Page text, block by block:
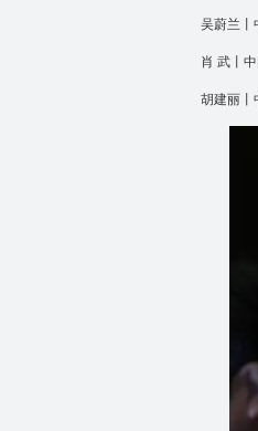
吴蔚兰丨
肖 武丨
胡建丽丨